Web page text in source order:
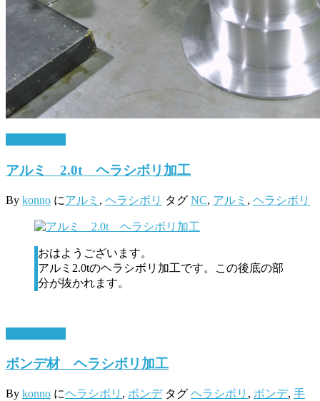
アルミ 2.0t ヘラシボリ加工
By konno にアルミ , ヘラシボリ タグ NC, アルミ , ヘラシボリ
おはようございます。
アルミ2.0tのヘラシボリ加工です。この後底の部
分が抜かれます。
ボンデ材 ヘラシボリ加工
By konno にヘラシボリ , ボンデ タグ ヘラシボリ , ボンデ, 手